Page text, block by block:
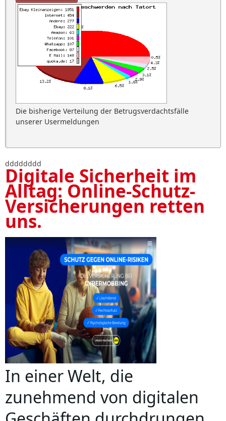
Die bisherige Verteilung der Betrugsverdachtsfälle
unserer Usermeldungen
dddddddd
Digitale Sicherheit im
Alltag: Online-Schutz-
Versicherungen retten
uns.
In einer Welt, die
zunehmend von digitalen